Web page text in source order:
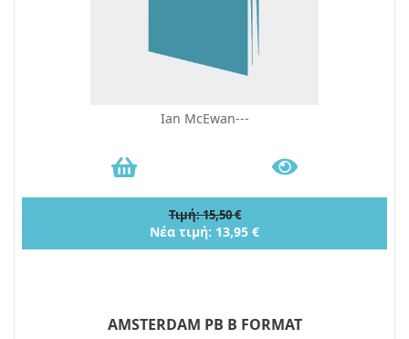
Ian McEwan---
Τιμή: 15,50 €
Νέα τιμή: 13,95 €
AMSTERDAM PB B FORMAT